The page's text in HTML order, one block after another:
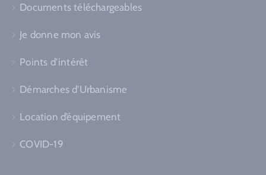
Documents téléchargeables
Je donne mon avis
Points d’intérêt
Démarches d’Urbanisme
Location d’équipement
COVID-19